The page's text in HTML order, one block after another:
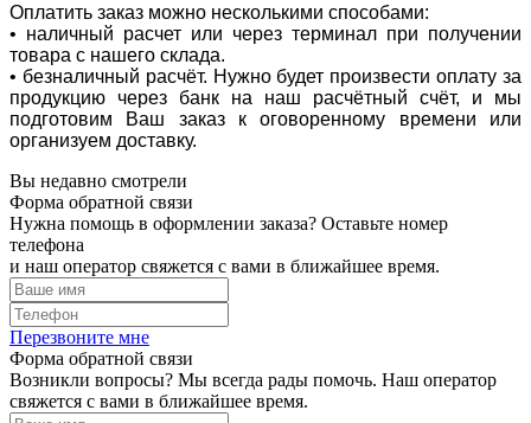
Оплатить заказ можно несколькими способами:
• наличный расчет или через терминал при получении
товара с нашего склада.
• безналичный расчёт. Нужно будет произвести оплату за
продукцию через банк на наш расчётный счёт, и мы
подготовим Ваш заказ к оговоренному времени или
организуем доставку.
Вы недавно смотрели
Форма обратной связи
Нужна помощь в оформлении заказа? Оставьте номер
телефона
и наш оператор свяжется с вами в ближайшее время.
Перезвоните мне
Форма обратной связи
Возникли вопросы? Мы всегда рады помочь. Наш оператор
свяжется с вами в ближайшее время.